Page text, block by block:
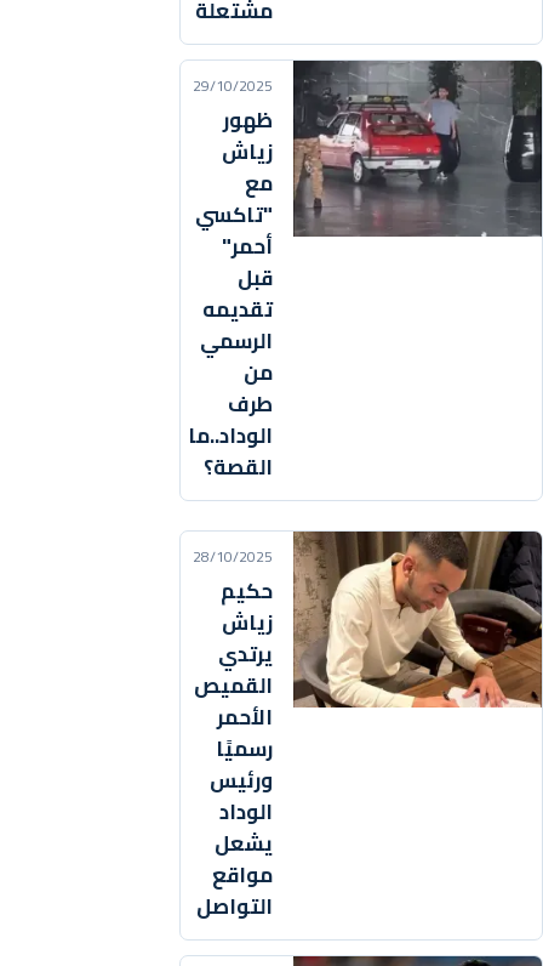
مشتعلة
29/10/2025
ظهور
زياش
مع
"تاكسي
أحمر"
قبل
تقديمه
الرسمي
من
طرف
الوداد..ما
القصة؟
28/10/2025
حكيم
زياش
يرتدي
القميص
الأحمر
رسميًا
ورئيس
الوداد
يشعل
مواقع
التواصل